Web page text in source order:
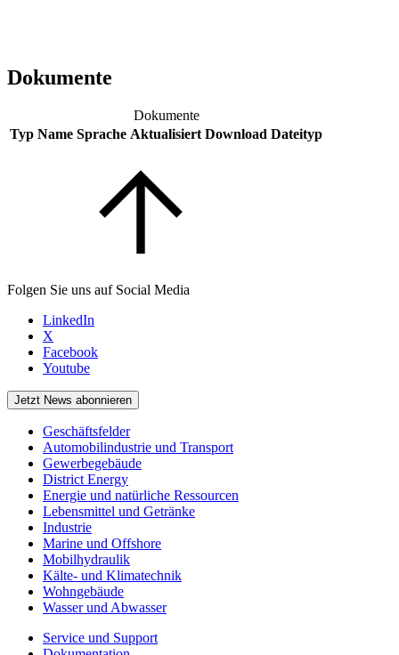
Dokumente
Dokumente
Typ Name Sprache Aktualisiert Download Dateityp
Folgen Sie uns auf Social Media
LinkedIn
X
Facebook
Youtube
Jetzt News abonnieren
Geschäftsfelder
Automobilindustrie und Transport
Gewerbegebäude
District Energy
Energie und natürliche Ressourcen
Lebensmittel und Getränke
Industrie
Marine und Offshore
Mobilhydraulik
Kälte- und Klimatechnik
Wohngebäude
Wasser und Abwasser
Service und Support